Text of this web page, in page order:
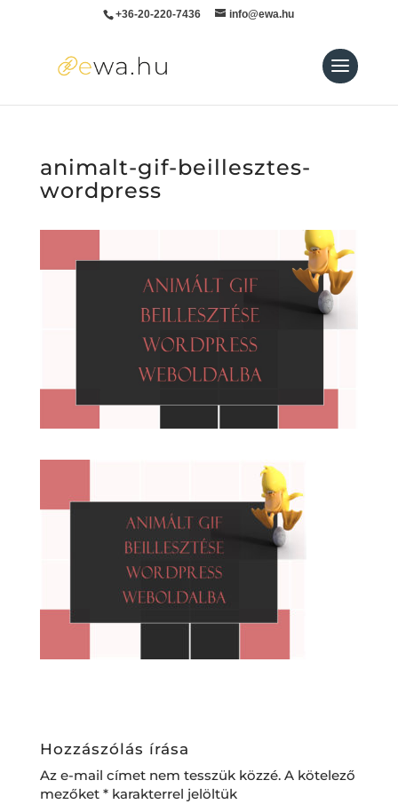
+36-20-220-7436 info@ewa.hu
animalt-gif-beillesztes-
wordpress
Hozzászólás írása
Az e-mail címet nem tesszük közzé. A kötelező
mezőket *karakterrel jelöltük